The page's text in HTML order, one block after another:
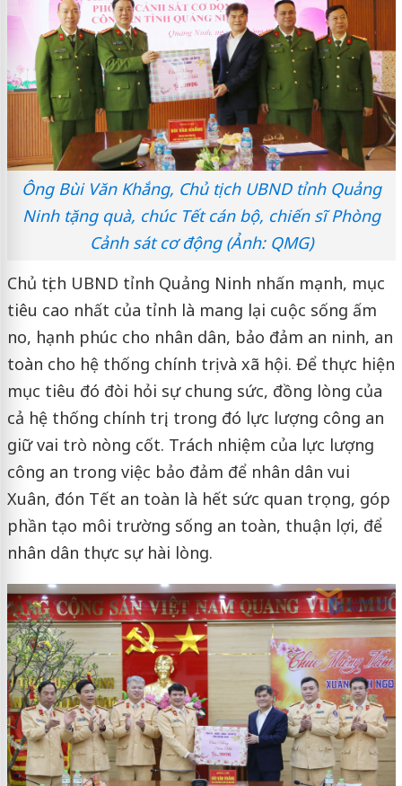
Ông Bùi Văn Khắng, Chủ tịch UBND tỉnh Quảng
Ninh tặng quà, chúc Tết cán bộ, chiến sĩ Phòng
Cảnh sát cơ động (Ảnh: QMG)
Chủ tịch UBND tỉnh Quảng Ninh nhấn mạnh, mục
tiêu cao nhất của tỉnh là mang lại cuộc sống ấm
no, hạnh phúc cho nhân dân, bảo đảm an ninh, an
toàn cho hệ thống chính trị và xã hội. Để thực hiện
mục tiêu đó đòi hỏi sự chung sức, đồng lòng của
cả hệ thống chính trị, trong đó lực lượng công an
giữ vai trò nòng cốt. Trách nhiệm của lực lượng
công an trong việc bảo đảm để nhân dân vui
Xuân, đón Tết an toàn là hết sức quan trọng, góp
phần tạo môi trường sống an toàn, thuận lợi, để
nhân dân thực sự hài lòng.